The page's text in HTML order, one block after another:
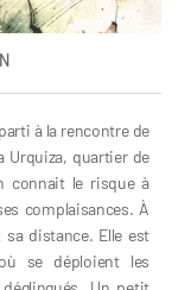
à la rencontre de
Urquiza, quartier de
connait le risque à
complaisances. À
sa distance. Elle est
se déploient les